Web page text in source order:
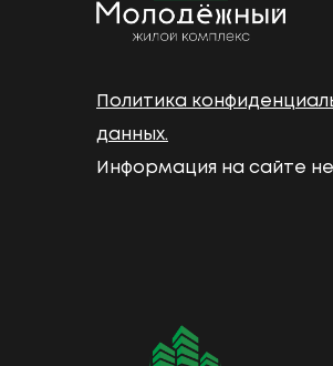
Политика
данных.
Информация на сайте